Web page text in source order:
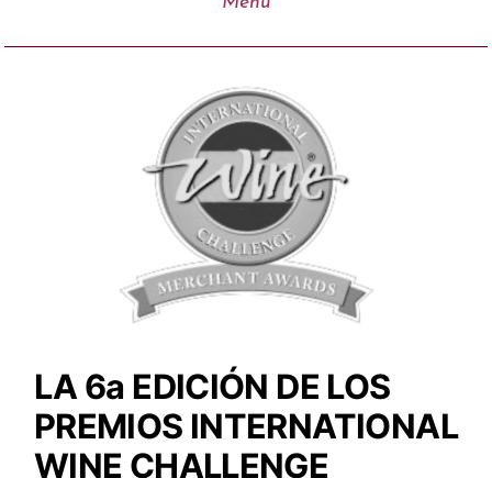
LA 6a EDICIÓN DE LOS
PREMIOS INTERNATIONAL
WINE CHALLENGE